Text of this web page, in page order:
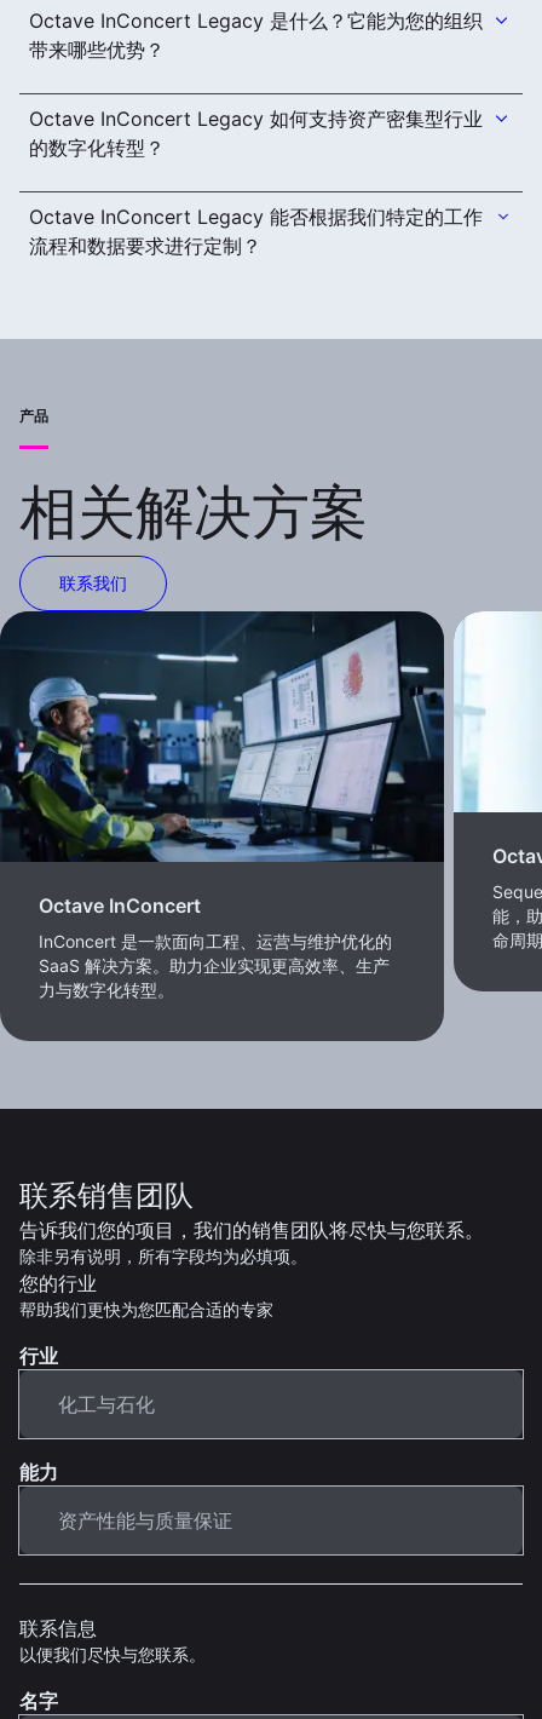
Octave InConcert Legacy 是什么？它能为您的组织
带来哪些优势？
Octave InConcert Legacy 如何支持资产密集型行业
的数字化转型？
Octave InConcert Legacy 能否根据我们特定的工作
流程和数据要求进行定制？
产品
相关解决方案
联系我们
Octave InConcert
InConcert 是一款面向工程、运营与维护优化的
SaaS 解决方案。助力企业实现更高效率、生产
力与数字化转型。
能，
命周
联系销售团队
告诉我们您的项目，我们的销售团队将尽快与您联系。
除非另有说明，所有字段均为必填项。
您的行业
帮助我们更快为您匹配合适的专家
行业
能力
联系信息
以便我们尽快与您联系。
名字